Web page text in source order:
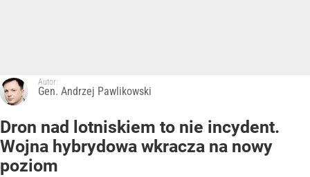
Autor:
Gen. Andrzej Pawlikowski
Dron nad lotniskiem to nie incydent.
Wojna hybrydowa wkracza na nowy
poziom